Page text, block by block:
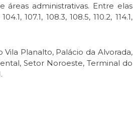
administrativas. Entre elas
107.1, 108.3, 108.5, 110.2, 114.1,
Planalto, Palácio da Alvorada,
Setor Noroeste, Terminal do